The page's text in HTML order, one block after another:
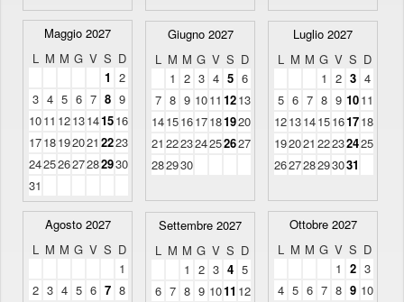
Maggio 2027
L M M G V S D
1 2
3 4 5 6 7 8 9
1011 1213141516
1718192021 2223
24252627282930
31
Giugno 2027
L M M G V S D
1 2 3 4 5 6
7 8 9 1011 1213
14151617181920
21 222324252627
282930
Luglio 2027
L M M G V S D
1 2 3 4
5 6 7 8 9 1011
12131415161718
192021 22232425
262728293031
Agosto 2027
L M M G V S D
1
2 3 4 5 6 7 8
Settembre 2027
L M M G V S D
1 2 3 4 5
6 7 8 9 1011 12
Ottobre 2027
L M M G V S D
1 2 3
4 5 6 7 8 9 10